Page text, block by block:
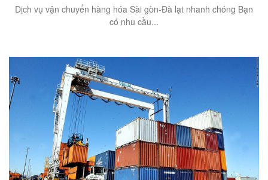
Dịch vụ vận chuyển hàng hóa Sài gòn-Đà lạt nhanh chóng Bạn
có nhu cầu...